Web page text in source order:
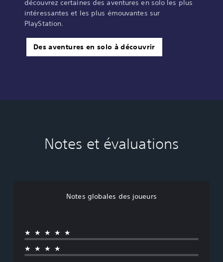
découvrez certaines des aventures en solo les plus
intéressantes et les plus émouvantes sur
PlayStation.
Des aventures en solo à découvrir
Notes et évaluations
Notes globales des joueurs
★★★★★
★★★★